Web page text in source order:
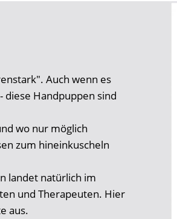
Auch wenn es
diese Handpuppen sind
wo nur möglich
zum hineinkuscheln
landet natürlich im
und Therapeuten. Hier
aus.